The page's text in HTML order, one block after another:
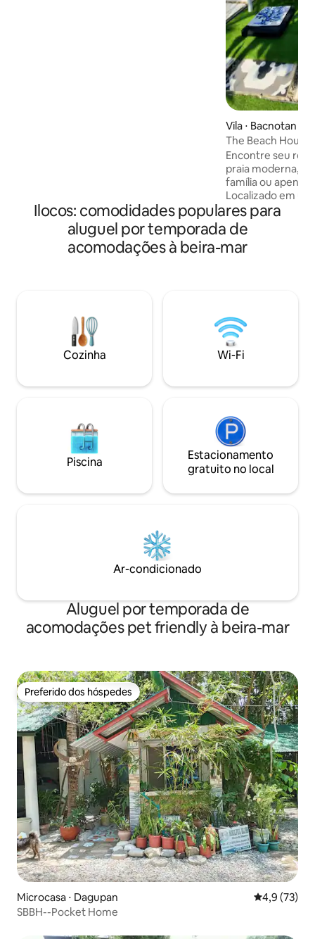
Vila ⋅ Bacnotan
The Beach House
Encontre seu
praia moderna,
família ou apenas
Localizado em
estacionamento,
no segundo
jantar e cozinha,
Jardim bem
individuais ao
para funcionários
dúvida, por favor,
mensagem
Ilocos: comodidades populares para
aluguel por temporada de
acomodações à beira-mar
Cozinha Wi-Fi
Piscina
Estacionamento
gratuito no local
Ar-condicionado
Aluguel por temporada de
acomodações pet friendly à beira-mar
Preferido dos hóspedes
Preferido dos hóspedes
Microcasa ⋅ Dagupan 4,9 de uma
4,9 (73)
SBBH--Pocket Home